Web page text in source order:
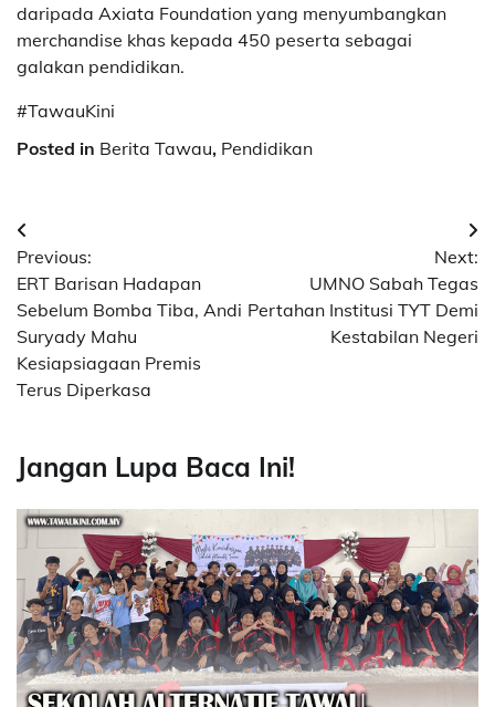
daripada Axiata Foundation yang menyumbangkan
merchandise khas kepada 450 peserta sebagai
galakan pendidikan.
#TawauKini
Posted in Berita Tawau, Pendidikan
Post
navigation
Previous:
ERT Barisan Hadapan
Sebelum Bomba Tiba, Andi
Suryady Mahu
Kesiapsiagaan Premis
Terus Diperkasa
Next:
UMNO Sabah Tegas
Pertahan Institusi TYT Demi
Kestabilan Negeri
Jangan Lupa Baca Ini!